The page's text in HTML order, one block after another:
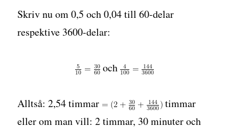
Skriv nu om 0,5 och 0,04 till 60-delar
respektive 3600-delar:
och
Alltså: 2,54 timmar
timmar
eller om man vill: 2 timmar, 30 minuter och